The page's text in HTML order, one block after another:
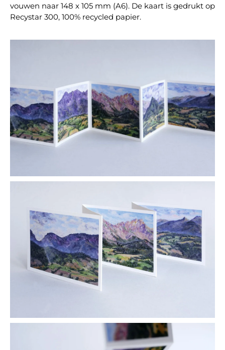
vouwen naar 148 x 105 mm (A6). De kaart is gedrukt op
Recystar 300, 100% recycled papier.